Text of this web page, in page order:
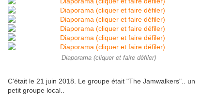
Diaporama (cliquer et faire défiler)
C'était le 21 juin 2018. Le groupe était "The Jamwalkers".. un
petit groupe local..